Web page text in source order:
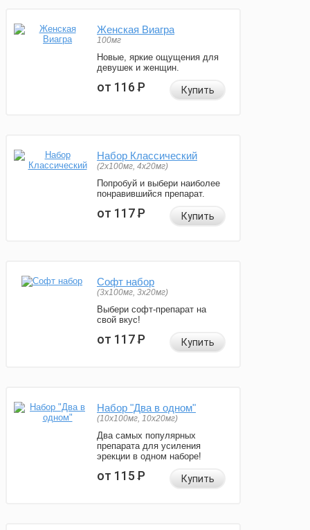
Женская Виагра
100мг
Новые, яркие ощущения для
девушек и женщин.
от 116Р Купить
Набор Классический
(2x100мг, 4x20мг)
Попробуй и выбери наиболее
понравившийся препарат.
от 117Р Купить
Софт набор
(3x100мг, 3x20мг)
Выбери софт-препарат на
свой вкус!
от 117Р Купить
Набор "Два в одном"
(10x100мг, 10x20мг)
Два самых популярных
препарата для усиления
эрекции в одном наборе!
от 115Р Купить